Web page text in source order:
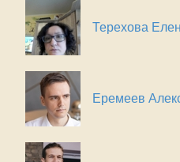
Терехова
Еремеев